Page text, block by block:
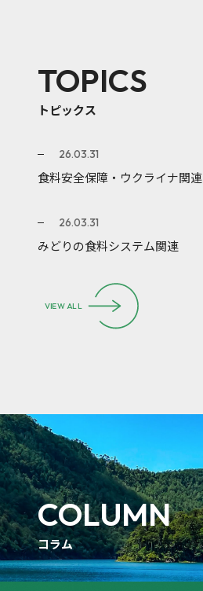
TOPICS
トピックス
26.03.31
食料安全保障・ウクライナ関連
26.03.31
みどりの食料システム関連
VIEW ALL
COLUMN
コラム